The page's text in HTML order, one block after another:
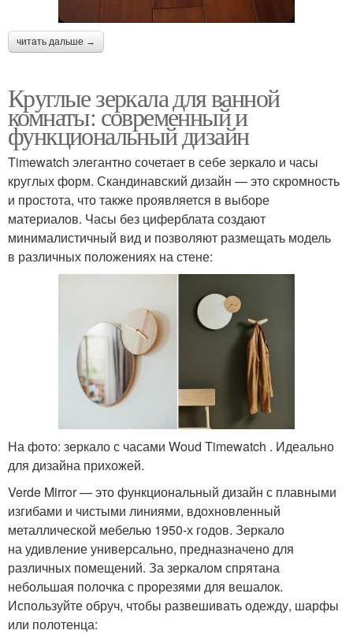
читать дальше →
Круглые зеркала для ванной
комнаты: современный и
функциональный дизайн
Timewatch элегантно сочетает в себе зеркало и часы
круглых форм. Скандинавский дизайн — это скромность
и простота, что также проявляется в выборе
материалов. Часы без циферблата создают
минималистичный вид и позволяют размещать модель
в различных положениях на стене:
На фото: зеркало с часами Woud Timewatch . Идеально
для дизайна прихожей.
Verde Mirror — это функциональный дизайн с плавными
изгибами и чистыми линиями, вдохновленный
металлической мебелью 1950-х годов. Зеркало
на удивление универсально, предназначено для
различных помещений. За зеркалом спрятана
небольшая полочка с прорезями для вешалок.
Используйте обруч, чтобы развешивать одежду, шарфы
или полотенца: